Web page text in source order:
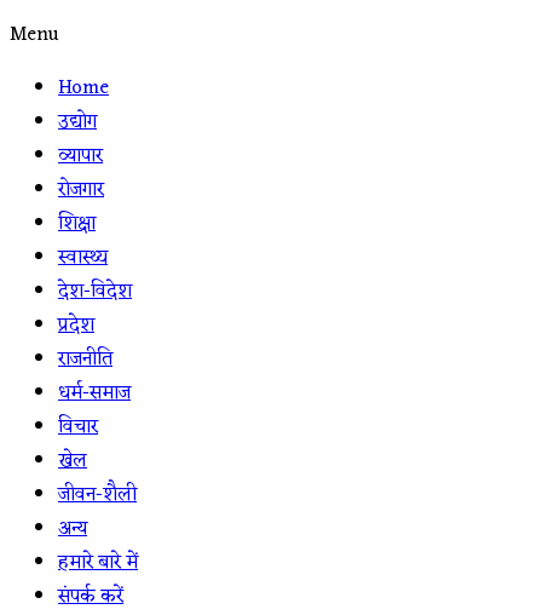
Menu
Home
उद्योग
व्यापार
रोजगार
शिक्षा
स्वास्थ्य
देश-विदेश
प्रदेश
राजनीति
धर्म-समाज
विचार
खेल
जीवन-शैली
अन्य
हमारे बारे में
संपर्क करें